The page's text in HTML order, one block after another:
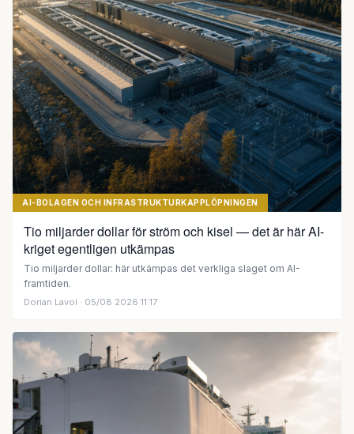
AI-BOLAGEN OCH INFRASTRUKTURKAPPLÖPNINGEN
Tio miljarder dollar för ström och kisel — det är här AI-
kriget egentligen utkämpas
Tio miljarder dollar: här utkämpas det verkliga slaget om AI-
framtiden.
Dorian Lavol · 05/08 2026 11:17